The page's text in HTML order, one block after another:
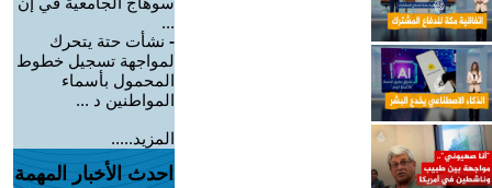
...
- نشأت حتة يتحرك
لمواجهة تسجيل خطوط
المحمول بأسماء
المواطنين د ...
المزيد.....
احدث الأخبار المهمة